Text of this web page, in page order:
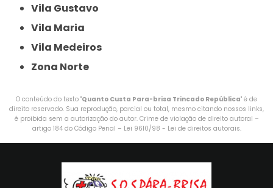
Vila Gustavo
Vila Maria
Vila Medeiros
Zona Norte
O conteúdo do texto "Quanto Custa Para-brisa Trincado República" é de
direito reservado. Sua reprodução, parcial ou total, mesmo citando nossos links,
é proibida sem a autorização do autor. Crime de violação de direito autoral –
artigo 184 do Código Penal – Lei 9610/98 - Lei de direitos autorais.